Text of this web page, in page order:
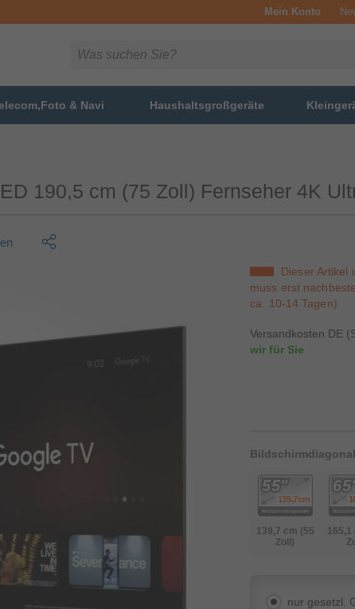
Mein Konto
& Navi Haushaltsgroßgeräte
190,5 cm (75 Zoll) Fernseher 4K
Dieser Artikel
muss erst
ca. 10-14 Tagen)
Versandkosten DE
wir für Sie
139,7 cm (55
Zoll)
165,1
nur gesetzl.